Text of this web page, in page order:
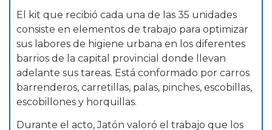
El kit que recibió cada una de las 35 unidades
consiste en elementos de trabajo para optimizar
sus labores de higiene urbana en los diferentes
barrios de la capital provincial donde llevan
adelante sus tareas. Está conformado por carros
barrenderos, carretillas, palas, pinches, escobillas,
escobillones y horquillas.
Durante el acto, Jatón valoró el trabajo que los